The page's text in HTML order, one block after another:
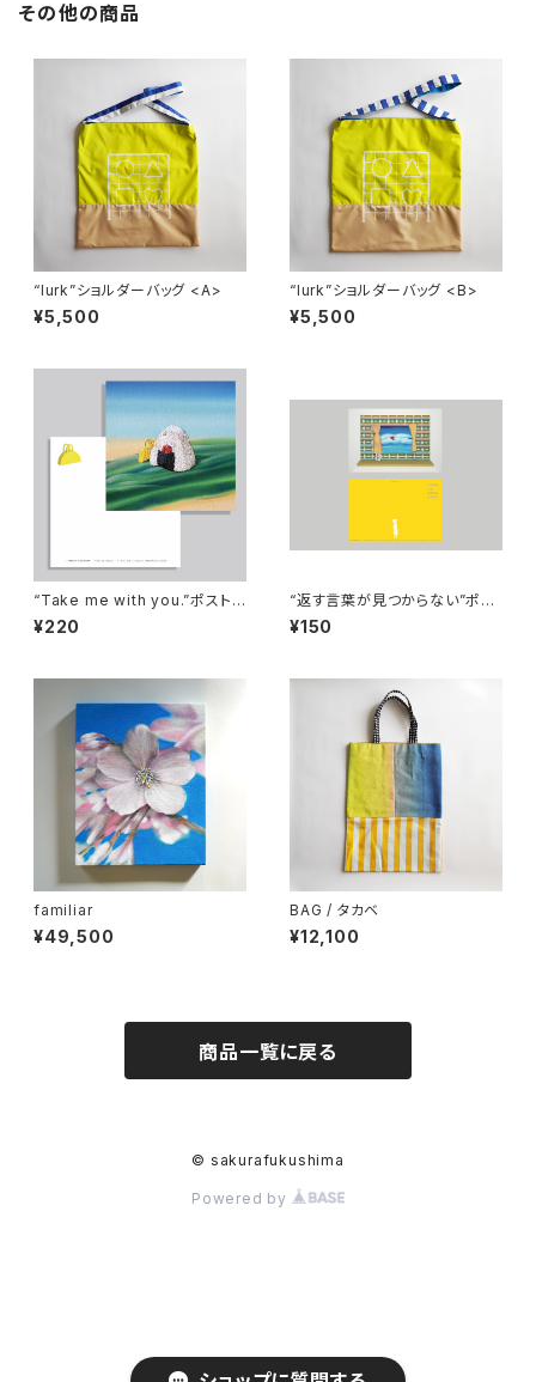
その他の商品
“lurk”ショルダーバッグ <A>
¥5,500
“lurk”ショルダーバッグ <B>
¥5,500
“Take me with you.”ポストカ
ード
¥220
“返す言葉が見つからない”ポス
トカード
¥150
familiar
¥49,500
BAG / タカベ
¥12,100
商品一覧に戻る
© sakurafukushima
Powered by